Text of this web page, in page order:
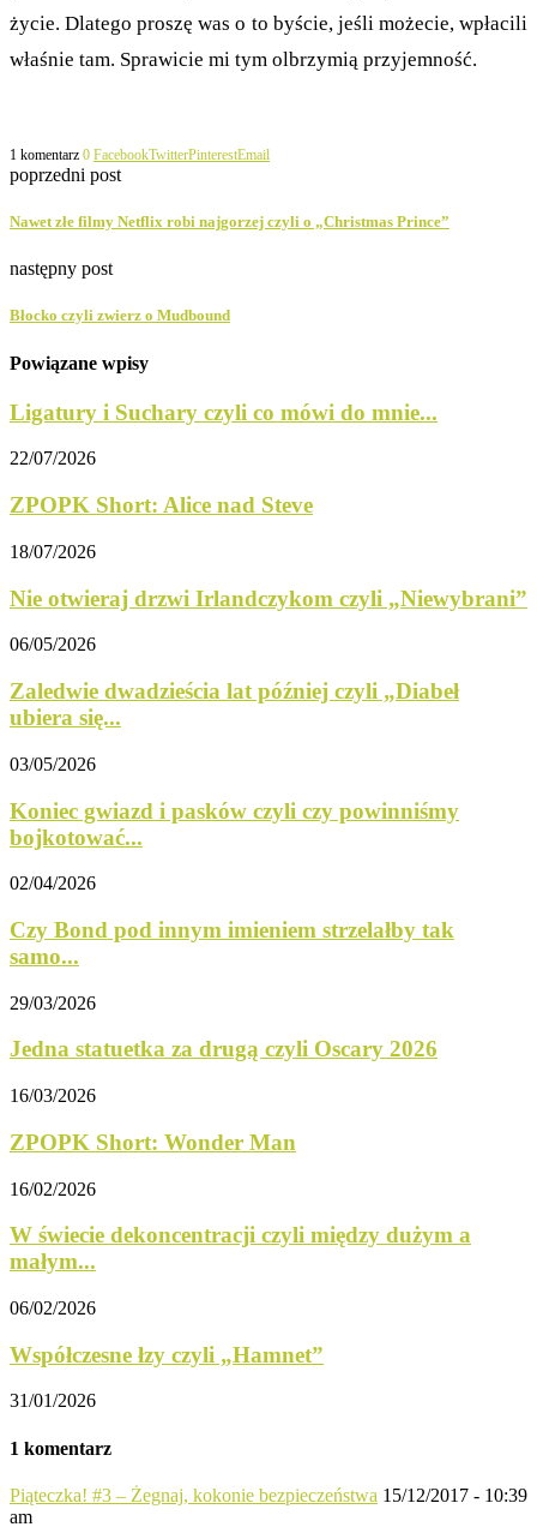
życie. Dlatego proszę was o to byście, jeśli możecie, wpłacili
właśnie tam. Sprawicie mi tym olbrzymią przyjemność.
1 komentarz 0 FacebookTwitterPinterestEmail
poprzedni post
Nawet złe filmy Netflix robi najgorzej czyli o „Christmas Prince”
następny post
Błocko czyli zwierz o Mudbound
Powiązane wpisy
Ligatury i Suchary czyli co mówi do mnie...
22/07/2026
ZPOPK Short: Alice nad Steve
18/07/2026
Nie otwieraj drzwi Irlandczykom czyli „Niewybrani”
06/05/2026
Zaledwie dwadzieścia lat później czyli „Diabeł
ubiera się...
03/05/2026
Koniec gwiazd i pasków czyli czy powinniśmy
bojkotować...
02/04/2026
Czy Bond pod innym imieniem strzelałby tak
samo...
29/03/2026
Jedna statuetka za drugą czyli Oscary 2026
16/03/2026
ZPOPK Short: Wonder Man
16/02/2026
W świecie dekoncentracji czyli między dużym a
małym...
06/02/2026
Współczesne łzy czyli „Hamnet”
31/01/2026
1 komentarz
Piąteczka! #3 – Żegnaj, kokonie bezpieczeństwa 15/12/2017 - 10:39
am